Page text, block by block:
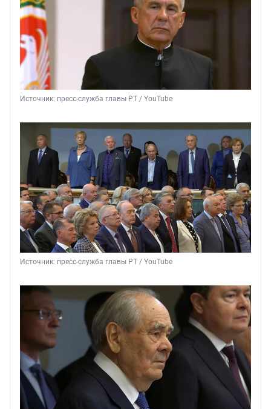
Источник: пресс-служба главы РТ / YouTube
Источник: пресс-служба главы РТ / YouTube